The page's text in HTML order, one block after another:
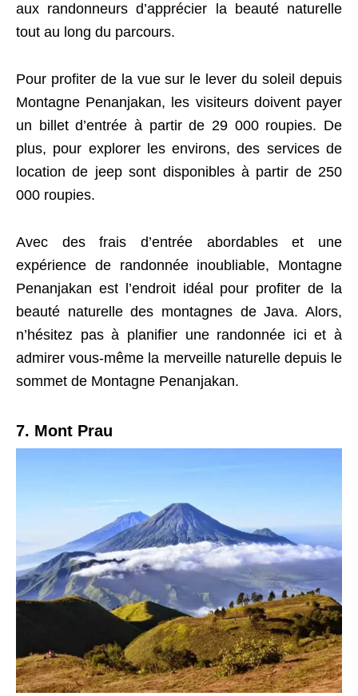
aux randonneurs d’apprécier la beauté naturelle
tout au long du parcours.
Pour profiter de la vue sur le lever du soleil depuis
Montagne Penanjakan, les visiteurs doivent payer
un billet d’entrée à partir de 29 000 roupies. De
plus, pour explorer les environs, des services de
location de jeep sont disponibles à partir de 250
000 roupies.
Avec des frais d’entrée abordables et une
expérience de randonnée inoubliable, Montagne
Penanjakan est l’endroit idéal pour profiter de la
beauté naturelle des montagnes de Java. Alors,
n’hésitez pas à planifier une randonnée ici et à
admirer vous-même la merveille naturelle depuis le
sommet de Montagne Penanjakan.
7. Mont Prau